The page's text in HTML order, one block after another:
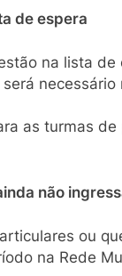
de espera
na lista
as turmas
não
ou
na Rede